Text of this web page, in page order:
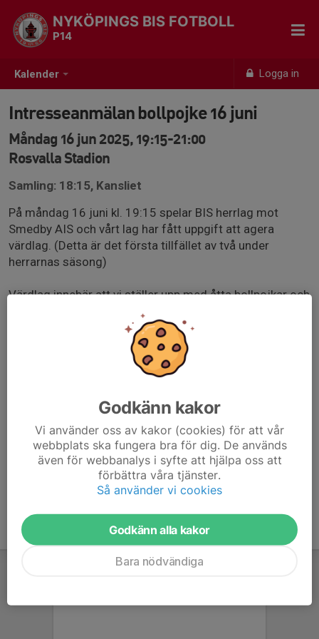
Kalender Logga in
NYKÖPINGS BIS FOTBOLL
P14
Intresseanmälan bollpojke 16 juni
Måndag 16 jun 2025, 19:15-21:00
Rosvalla Stadion
Samling: 18:15, Kansliet
På måndag 16 juni kl. 19:15 spelar BIS herrlag mot
Smedby AIS och vårt lag har fått uppgift att agera
värdlag. (Detta är det första tillfället av två under
herrarnas säsong)
Värdlag innebär att vi ställer upp med åtta bollpojkar och
fem publikvärdar. Publikvärdar kan vara föräldrar eller
Som värdlag kommer ni till kansliet (Muttirummet vid
spel på KGB) senast 60 minuter innan matchstart.
Bollpojkar/bollkajsor får instruktioner om vad som
händer men sköter service av bollar till spelarna under
uppvärmning och match.
Publikvärdar får uppgifter om var de skall placera sig.
Godkänn kakor
Vi använder oss av kakor (cookies) för att vår
webbplats ska fungera bra för dig. De används
även för webbanalys i syfte att hjälpa oss att
förbättra våra tjänster.
Så använder vi cookies
Godkänn alla kakor
Bara nödvändiga